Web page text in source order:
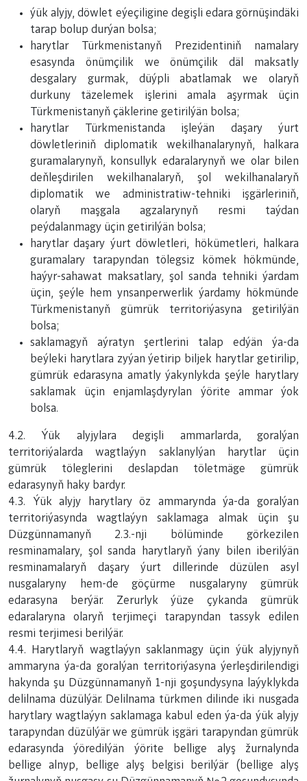
ýük alyjy, döwlet eýeçiligine degişli edara görnüşindäki
tarap bolup durýan bolsa;
harytlar Türkmenistanyň Prezidentiniň namalary
esasynda önümçilik we önümçilik däl maksatly
desgalary gurmak, düýpli abatlamak we olaryň
durkuny täzelemek işlerini amala aşyrmak üçin
Türkmenistanyň çäklerine getirilýän bolsa;
harytlar Türkmenistanda işleýän daşary ýurt
döwletleriniň diplomatik wekilhanalarynyň, halkara
guramalarynyň, konsullyk edaralarynyň we olar bilen
deňleşdirilen wekilhanalaryň, şol wekilhanalaryň
diplomatik we administratiw-tehniki işgärleriniň,
olaryň maşgala agzalarynyň resmi taýdan
peýdalanmagy üçin getirilýän bolsa;
harytlar daşary ýurt döwletleri, hökümetleri, halkara
guramalary tarapyndan tölegsiz kömek hökmünde,
haýyr-sahawat maksatlary, şol sanda tehniki ýardam
üçin, şeýle hem ynsanperwerlik ýardamy hökmünde
Türkmenistanyň gümrük territoriýasyna getirilýän
bolsa;
saklamagyň aýratyn şertlerini talap edýän ýa-da
beýleki harytlara zyýan ýetirip biljek harytlar getirilip,
gümrük edarasyna amatly ýakynlykda şeýle harytlary
saklamak üçin enjamlaşdyrylan ýörite ammar ýok
bolsa.
4.2. Ýük alyjylara degişli ammarlarda, goralýan
territoriýalarda wagtlaýyn saklanylýan harytlar üçin
gümrük töleglerini deslapdan töletmäge gümrük
edarasynyň haky bardyr.
4.3. Ýük alyjy harytlary öz ammarynda ýa-da goralýan
territoriýasynda wagtlaýyn saklamaga almak üçin şu
Düzgünnamanyň 2.3.-nji bölüminde görkezilen
resminamalary, şol sanda harytlaryň ýany bilen iberilýän
resminamalaryň daşary ýurt dillerinde düzülen asyl
nusgalaryny hem-de göçürme nusgalaryny gümrük
edarasyna berýär. Zerurlyk ýüze çykanda gümrük
edaralaryna olaryň terjimeçi tarapyndan tassyk edilen
resmi terjimesi berilýär.
4.4. Harytlaryň wagtlaýyn saklanmagy üçin ýük alyjynyň
ammaryna ýa-da goralýan territoriýasyna ýerleşdirilendigi
hakynda şu Düzgünnamanyň 1-nji goşundysyna laýyklykda
delilnama düzülýär. Delilnama türkmen dilinde iki nusgada
harytlary wagtlaýyn saklamaga kabul eden ýa-da ýük alyjy
tarapyndan düzülýär we gümrük işgäri tarapyndan gümrük
edarasynda ýöredilýän ýörite bellige alyş žurnalynda
bellige alnyp, bellige alyş belgisi berilýär (bellige alyş